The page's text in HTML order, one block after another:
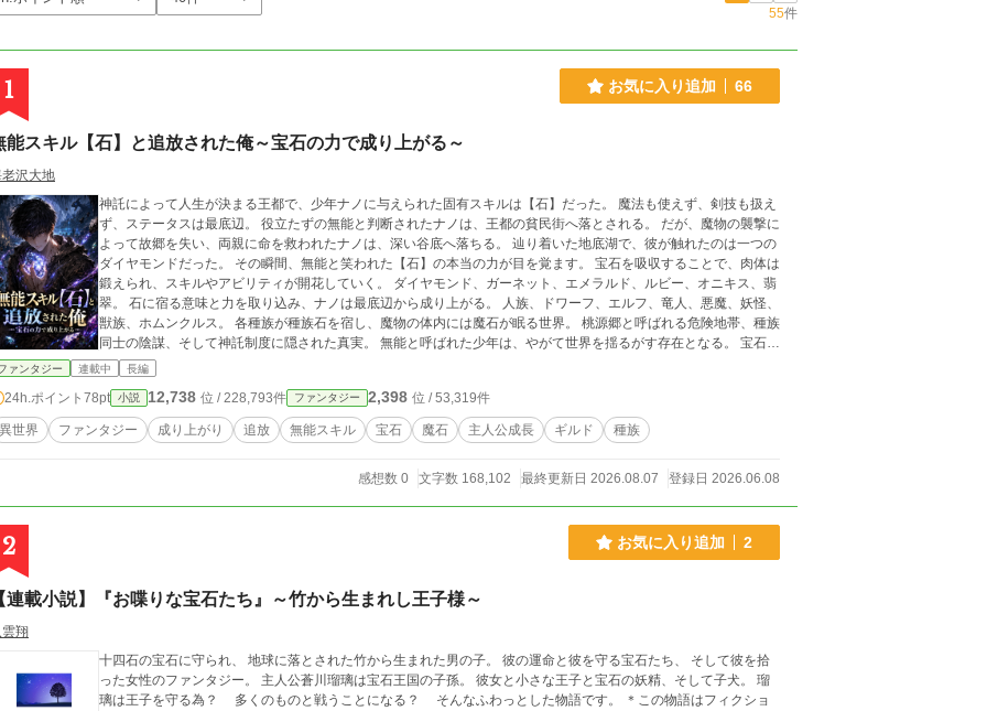
55件
1 お気に入り追加 66
能スキル【石】と追放された俺～宝石の力で成り上がる～
沢大地
神託によって人生が決まる王都で、少年ナノに与えられた固有スキルは【石】だった。 魔法も使えず、剣技も扱え
ず、ステータスは最底辺。 役立たずの無能と判断されたナノは、王都の貧民街へ落とされる。 だが、魔物の襲撃に
よって故郷を失い、両親に命を救われたナノは、深い谷底へ落ちる。 辿り着いた地底湖で、彼が触れたのは一つの
ダイヤモンドだった。 その瞬間、無能と笑われた【石】の本当の力が目を覚ます。 宝石を吸収することで、肉体は
鍛えられ、スキルやアビリティが開花していく。 ダイヤモンド、ガーネット、エメラルド、ルビー、オニキス、翡
翠。 石に宿る意味と力を取り込み、ナノは最底辺から成り上がる。 人族、ドワーフ、エルフ、竜人、悪魔、妖怪、
獣族、ホムンクルス。 各種族が種族石を宿し、魔物の体内には魔石が眠る世界。 桃源郷と呼ばれる危険地帯、種族
同士の陰謀、そして神託制度に隠された真実。 無能と呼ばれた少年は、やがて世界を揺るがす存在となる。 宝石の
力で運命を砕く、異世界成り上がりファンタジー。
ァンタジー 連載中 長編
24h.ポイント 78pt 小説 12,738 位 / 228,793件 ファンタジー 2,398 位 / 53,319件
異世界 ファンタジー 成り上がり 追放 無能スキル 宝石 魔石 主人公成長 ギルド 種族
感想数 0 文字数 168,102 最終更新日 2026.08.07 登録日 2026.06.08
2 お気に入り追加 2
連載小説】『お喋りな宝石たち』～竹から生まれし王子様～
翔
十四石の宝石に守られ、 地球に落とされた竹から生まれた男の子。 彼の運命と彼を守る宝石たち、 そして彼を拾
った女性のファンタジー。 主人公蒼川瑠璃は宝石王国の子孫。 彼女と小さな王子と宝石の妖精、そして子犬。 瑠
璃は王子を守る為？ 多くのものと戦うことになる？ そんなふわっとした物語です。 ＊この物語はフィクショ